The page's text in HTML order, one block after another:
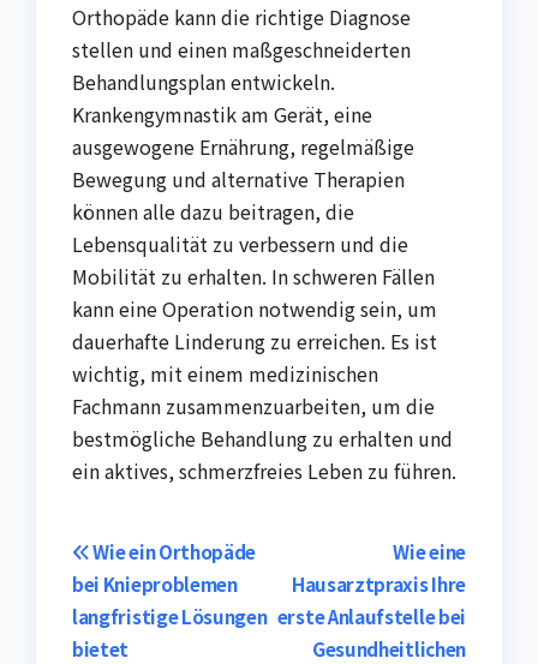
Orthopäde kann die richtige Diagnose
stellen und einen maßgeschneiderten
Behandlungsplan entwickeln.
Krankengymnastik am Gerät, eine
ausgewogene Ernährung, regelmäßige
Bewegung und alternative Therapien
können alle dazu beitragen, die
Lebensqualität zu verbessern und die
Mobilität zu erhalten. In schweren Fällen
kann eine Operation notwendig sein, um
dauerhafte Linderung zu erreichen. Es ist
wichtig, mit einem medizinischen
Fachmann zusammenzuarbeiten, um die
bestmögliche Behandlung zu erhalten und
ein aktives, schmerzfreies Leben zu führen.
Post
navigation
Wie eine
Hausarztpraxis Ihre
erste Anlaufstelle bei
Gesundheitlichen
Wie ein Orthopäde
bei Knieproblemen
langfristige Lösungen
bietet